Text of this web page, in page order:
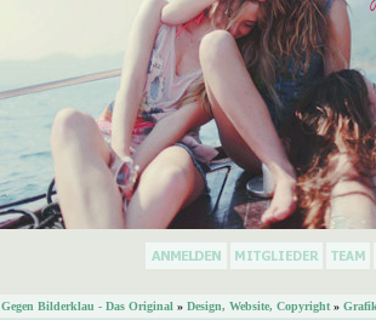
Gegen Bilderklau - Das Original » Design, Website, Copyright »